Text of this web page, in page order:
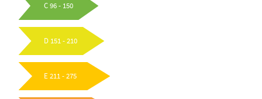
C 96 - 150
D 151 - 210
E 211 - 275